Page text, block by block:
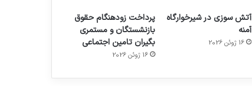
آتش سوزی در شیرخوارگاه
آمنه
16 ژوئن 2026
پرداخت زودهنگام حقوق
بازنشستگان و مستمری
بگیران تامین اجتماعی
16 ژوئن 2026
هدفون های 2023